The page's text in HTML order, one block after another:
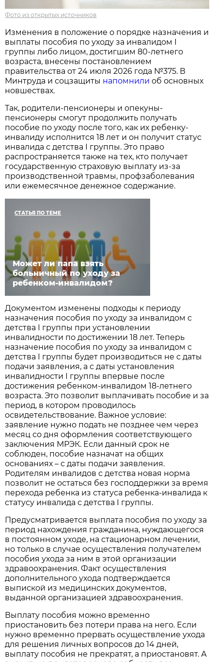
Фото из открытых источников
Изменения в положение о порядке назначения и
выплаты пособия по уходу за инвалидом I
группы либо лицом, достигшим 80-летнего
возраста, внесены постановлением
правительства от 24 июля 2026 года №375. В
Минтруда и соцзащиты напомнили об основных
новшествах.
Так, родители-пенсионеры и опекуны-
пенсионеры смогут продолжить получать
пособие по уходу после того, как их ребенку-
инвалиду исполнится 18 лет и он получит статус
инвалида с детства I группы. Это право
распространяется также на тех, кто получает
государственную страховую выплату из-за
производственной травмы, профзаболевания
или ежемесячное денежное содержание.
СТАТЬЯ ПО ТЕМЕ
Может ли папа взять
больничный по уходу за
ребенком-инвалидом?
Документом изменены подходы к периоду
назначения пособия по уходу за инвалидом с
детства I группы при установлении
инвалидности по достижении 18 лет. Теперь
назначение пособия по уходу за инвалидом с
детства I группы будет производиться не с даты
подачи заявления, а с даты установления
инвалидности I группы впервые после
достижения ребенком-инвалидом 18-летнего
возраста. Это позволит выплачивать пособие и за
период, в котором проводилось
освидетельствование. Важное условие:
заявление нужно подать не позднее чем через
месяц со дня оформления соответствующего
заключения МРЭК. Если данный срок не
соблюден, пособие назначат на общих
основаниях – с даты подачи заявления.
Родителям инвалидов с детства новая норма
позволит не остаться без господдержки за время
перехода ребенка из статуса ребенка-инвалида к
статусу инвалида с детства I группы.
Предусматривается выплата пособия по уходу за
период нахождения гражданина, нуждающегося
в постоянном уходе, на стационарном лечении,
но только в случае осуществления получателем
пособия ухода за ним в этой организации
здравоохранения. Факт осуществления
дополнительного ухода подтверждается
выпиской из медицинских документов,
выданной организацией здравоохранения.
Выплату пособия можно временно
приостановить без потери права на него. Если
нужно временно прервать осуществление ухода
для решения личных вопросов до 14 дней,
выплату пособия не прекратят, а приостановят. А